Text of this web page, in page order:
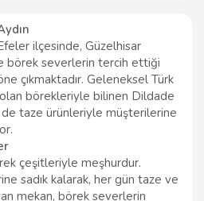
ilçesinde, Güzelhisar
börek severlerin tercih ettiği
çıkmaktadır. Geleneksel Türk
börekleriyle bilinen Dildade
taze ürünleriyle müşterilerine
çeşitleriyle meşhurdur.
sadık kalarak, her gün taze ve
mekan, börek severlerin